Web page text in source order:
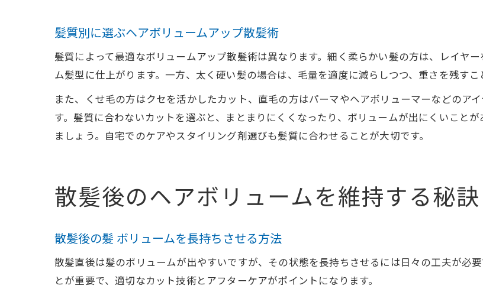
髪質別に選ぶヘアボリュームアップ散髪術
髪質によって最適なボリュームアップ散髪術は異なります。細く柔らかい髪の方は、レイヤ
ム髪型に仕上がります。一方、太く硬い髪の場合は、毛量を適度に減らしつつ、重さを残すこ
また、くせ毛の方はクセを活かしたカット、直毛の方はパーマやヘアボリューマーなどのア
す。髪質に合わないカットを選ぶと、まとまりにくくなったり、ボリュームが出にくいこと
ましょう。自宅でのケアやスタイリング剤選びも髪質に合わせることが大切です。
散髪後のヘアボリュームを維持する秘訣
散髪後の髪 ボリュームを長持ちさせる方法
散髪直後は髪のボリュームが出やすいですが、その状態を長持ちさせるには日々の工夫が必
とが重要で、適切なカット技術とアフターケアがポイントになります。